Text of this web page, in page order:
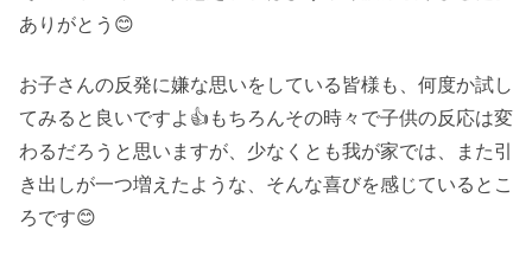
ありがとう😊
お子さんの反発に嫌な思いをしている皆様も、何度か試し
てみると良いですよ👍もちろんその時々で子供の反応は変
わるだろうと思いますが、少なくとも我が家では、また引
き出しが一つ増えたような、そんな喜びを感じているとこ
ろです😊